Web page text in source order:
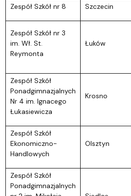
Zespół Szkół nr 8 Szczecin
Zespół Szkół nr 3
im. Wł. St.
Reymonta
Łuków
Zespół Szkół
Ponadgimnazjalnych
Nr 4 im. Ignacego
Łukasiewicza
Krosno
Zespół Szkół
Ekonomiczno-
Handlowych
Olsztyn
Zespół Szkół
Ponadgimnazjalnych